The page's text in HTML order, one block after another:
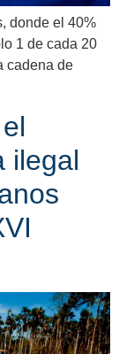
donde el 40%
1 de cada 20
cadena de
ilegal